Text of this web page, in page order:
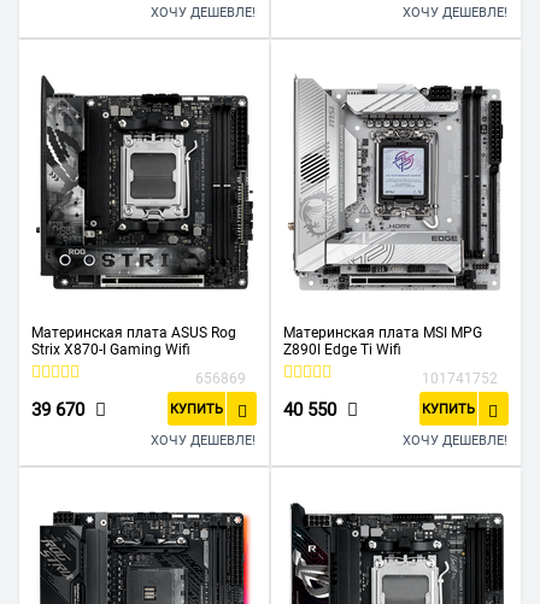
ХОЧУ ДЕШЕВЛЕ! ХОЧУ ДЕШЕВЛЕ!
Материнская плата ASUS Rog
Strix X870-I Gaming Wifi
656869
39 670 КУПИТЬ
ХОЧУ ДЕШЕВЛЕ!
Материнская плата MSI MPG
Z890I Edge Ti Wifi
101741752
40 550 КУПИТЬ
ХОЧУ ДЕШЕВЛЕ!